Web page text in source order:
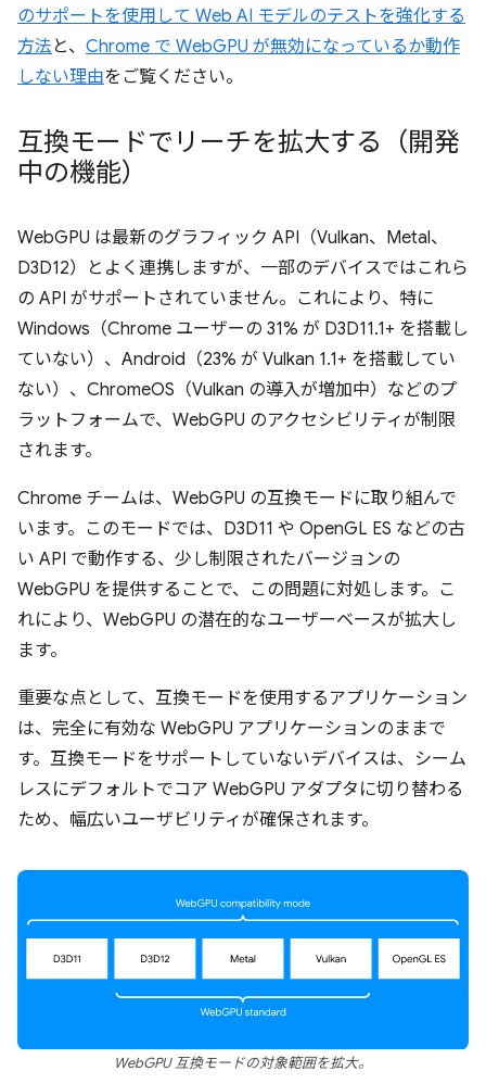
のサポートを使用して Web AI モデルのテストを強化する
方法 と、 Chrome で WebGPU が無効になっているか動作
しない理由をご覧ください。
互換モードでリーチを拡大する（開発
中の機能）
WebGPU は最新のグラフィック API（Vulkan、Metal、
D3D12）とよく連携しますが、一部のデバイスではこれら
の API がサポートされていません。これにより、特に
Windows（Chrome ユーザーの 31% が D3D11.1+ を搭載し
ていない）、Android（23% が Vulkan 1.1+ を搭載してい
ない）、ChromeOS（Vulkan の導入が増加中）などのプ
ラットフォームで、WebGPU のアクセシビリティが制限
されます。
Chrome チームは、WebGPU の互換モードに取り組んで
います。このモードでは、D3D11 や OpenGL ES などの古
い API で動作する、少し制限されたバージョンの
WebGPU を提供することで、この問題に対処します。こ
れにより、WebGPU の潜在的なユーザーベースが拡大し
ます。
重要な点として、互換モードを使用するアプリケーション
は、完全に有効な WebGPU アプリケーションのままで
す。互換モードをサポートしていないデバイスは、シーム
レスにデフォルトでコア WebGPU アダプタに切り替わる
ため、幅広いユーザビリティが確保されます。
WebGPU 互換モードの対象範囲を拡大。